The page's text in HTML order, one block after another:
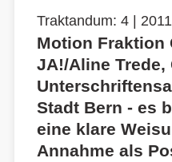
Traktandum: 4 |
Motion Fraktion
JA!/Aline Trede,
Stadt Bern - es
eine klare
Annahme als